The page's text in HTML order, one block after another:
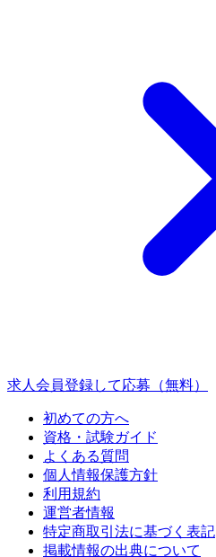
求人会員登録して応募（無料）
初めての方へ
資格・試験ガイド
よくある質問
個人情報保護方針
利用規約
運営者情報
特定商取引法に基づく表記
掲載情報の出典について